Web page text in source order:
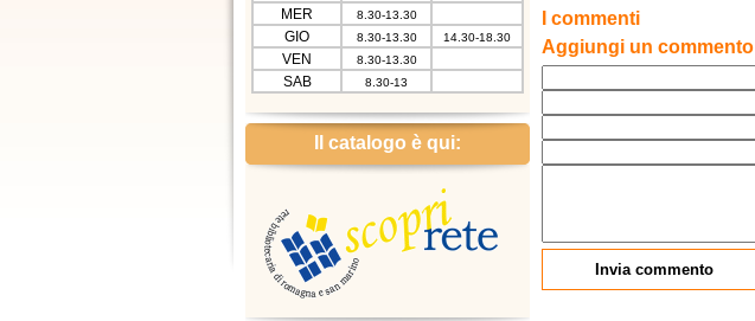
MER 8.30-13.30
GIO 8.30-13.30 14.30-18.30
VEN 8.30-13.30
SAB 8.30-13
Il catalogo è qui:
I commenti
Aggiungi un commento